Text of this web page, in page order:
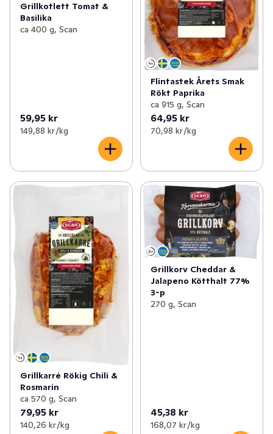
Grillkotlett Tomat &
Basilika
ca 400 g, Scan
59,95 kr
149,88 kr /kg
Flintastek Årets Smak
Rökt Paprika
ca 915 g, Scan
64,95 kr
70,98 kr /kg
Grillkarré Rökig Chili &
Rosmarin
ca 570 g, Scan
79,95 kr
140,26 kr /kg
Grillkorv Cheddar &
Jalapeno Kötthalt 77%
3-p
270 g, Scan
45,38 kr
168,07 kr /kg